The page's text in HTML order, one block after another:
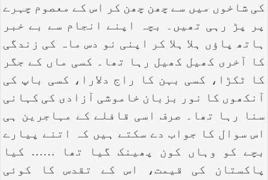
کی شاخوں میں سے چھن چھن کر اس کے معصوم چہرے
پر پڑ رہی تھیں۔ بچہ اپنے انجام سے بے خبر
ہاتھ پاؤں ہلا ہلا کر اپنی نو دس ماہ کی زندگی
کا آخری کھیل کھیل رہا تھا۔ کسی ماں کے جگر
کا ٹکڑا، کسی بہن کا راج دلارا، کسی باپ کی
آنکھوں کا نور بزبان خاموشی آزادی کی کہانی
سنا رہا تھا۔ صرف اسی قافلے کے مہاجرین ہی
اس سوال کا جواب دے سکتے ہیں کہ اتنے پیارے
بچے کو وہاں کون پھینک گیا تھا …… کیا
پاکستان کی قیمت، اس کے تقدس کا کوئی